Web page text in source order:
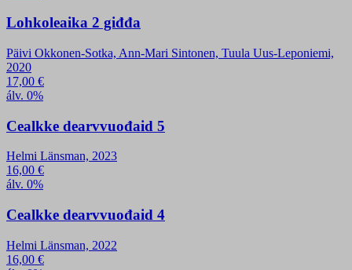
Lohkoleaika 2 giđđa
Päivi Okkonen-Sotka, Ann-Mari Sintonen, Tuula Uus-Leponiemi,
2020
17,00 €
álv. 0%
Cealkke dearvvuođaid 5
Helmi Länsman, 2023
16,00 €
álv. 0%
Cealkke dearvvuođaid 4
Helmi Länsman, 2022
16,00 €